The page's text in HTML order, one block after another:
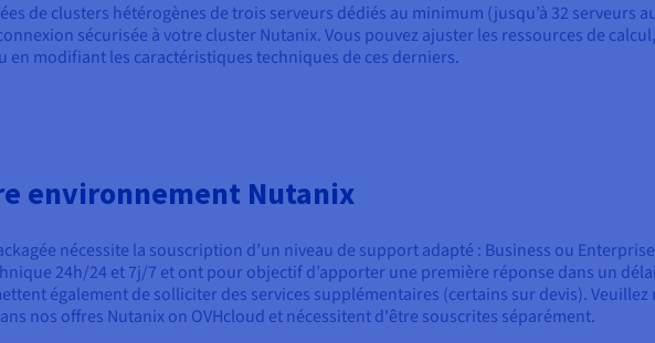
de clusters hétérogènes de trois serveurs dédiés au minimum (jusqu’à 32 serveurs
sécurisée à votre cluster Nutanix. Vous pouvez ajuster les ressources de
en modifiant les caractéristiques techniques de ces derniers.
environnement Nutanix
nécessite la souscription d’un niveau de support adapté : Business ou
24h/24 et 7j/7 et ont pour objectif d’apporter une première réponse dans un
également de solliciter des services supplémentaires (certains sur devis). Veuillez
nos offres Nutanix on OVHcloud et nécessitent d'être souscrites séparément.